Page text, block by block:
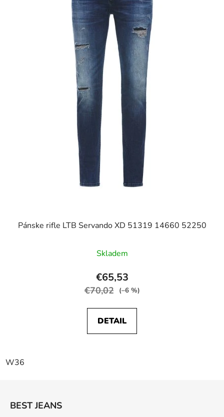
Pánske rifle LTB Servando XD 51319 14660 52250
Skladem
€65,53
€70,02 (–6 %)
DETAIL
W36
BEST JEANS